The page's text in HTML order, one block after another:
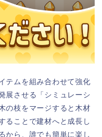
テムを組み合わせて強化
展させる「シミュレーシ
の枝をマージすると木材
ることで建材へと成長し
から、誰でも簡単に楽し